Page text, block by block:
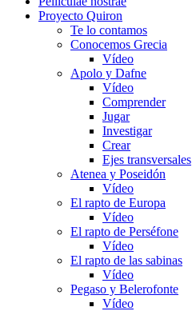
Proyecto Quiron
Te lo contamos
Conocemos Grecia
Vídeo
Apolo y Dafne
Vídeo
Comprender
Jugar
Investigar
Crear
Ejes transversales
Atenea y Poseidón
Vídeo
El rapto de Europa
Vídeo
El rapto de Perséfone
Vídeo
El rapto de las sabinas
Vídeo
Pegaso y Belerofonte
Vídeo